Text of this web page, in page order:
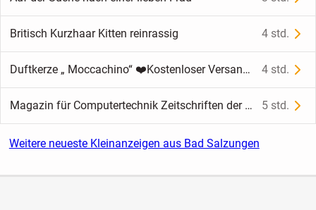
Britisch Kurzhaar Kitten reinrassig 4 std.
Duftkerze „ Moccachino“ ❤️Kostenloser Versand ❤️ 4 std.
Magazin für Computertechnik Zeitschriften der Jahrgänge 2009-2012 5 std.
Weitere neueste Kleinanzeigen aus Bad Salzungen